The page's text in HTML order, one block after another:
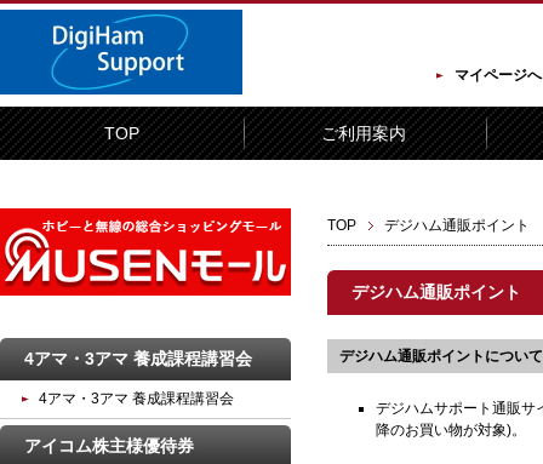
マイページ
TOP ご利用案内
TOP デジハム通販ポイント
デジハム通販ポイント
デジハム通販ポイントについて
デジハムサポート通販サ
降のお買い物が対象)。
4アマ・3アマ 養成課程講習会
4アマ・3アマ 養成課程講習会
アイコム株主様優待券